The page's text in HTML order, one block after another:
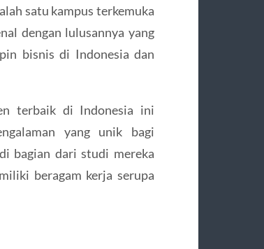
satu kampus terkemuka
dengan lulusannya yang
bisnis di Indonesia dan
terbaik di Indonesia ini
yang unik bagi
bagian dari studi mereka
beragam kerja serupa